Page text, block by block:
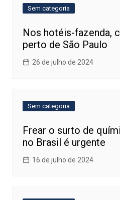
Sem categoria
Nos hotéis-fazenda,
perto de São Paulo
26 de julho de 2024
Sem categoria
Frear o surto de
no Brasil é urgente
16 de julho de 2024